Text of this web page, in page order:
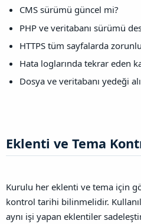
CMS sürümü güncel mi?
PHP ve veritabanı sürümü
HTTPS tüm sayfalarda
Hata loglarında tekrar eden
Dosya ve veritabanı yedeği
Eklenti ve Tema
Kurulu her eklenti ve tema için
kontrol tarihi bilinmelidir.
aynı işi yapan eklentiler